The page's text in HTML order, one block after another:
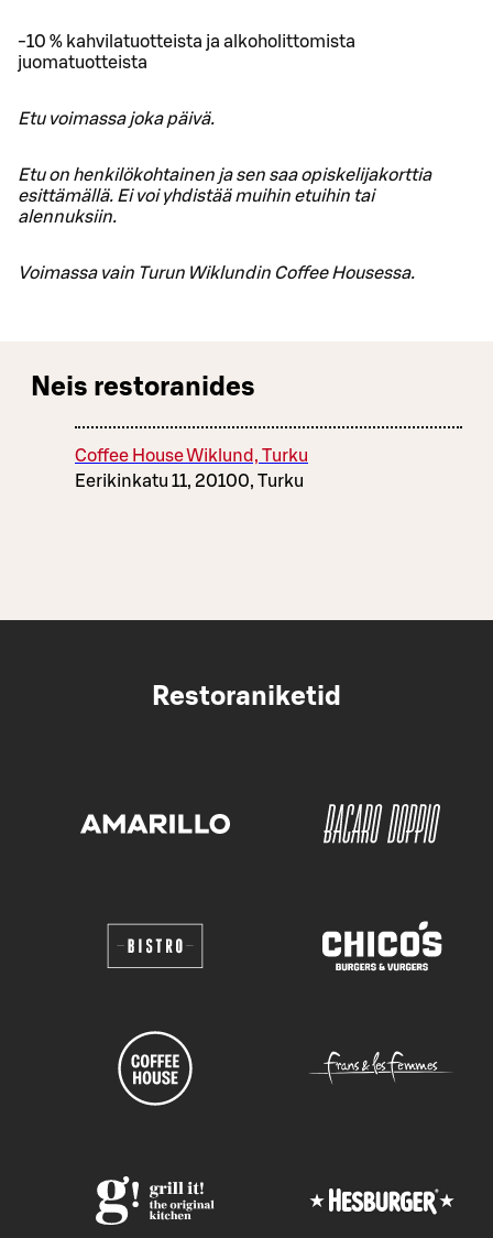
-10 % kahvilatuotteista ja alkoholittomista
juomatuotteista
Etu voimassa joka päivä.
Etu on henkilökohtainen ja sen saa opiskelijakorttia
esittämällä. Ei voi yhdistää muihin etuihin tai
alennuksiin.
Voimassa vain Turun Wiklundin Coffee Housessa.
Neis restoranides
Coffee House Wiklund, Turku
Eerikinkatu 11, 20100, Turku
Restoraniketid